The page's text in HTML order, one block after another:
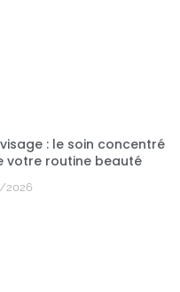
: le soin concentré
votre routine beauté
2026